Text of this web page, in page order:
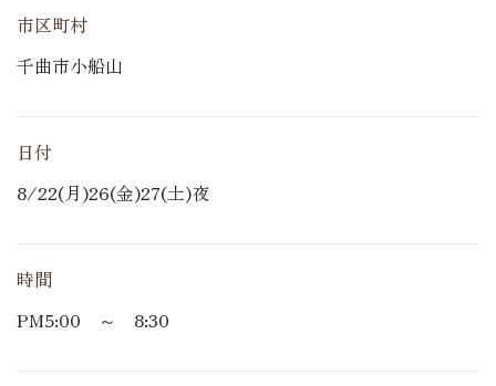
市区町村
千曲市小船山
日付
8/22(月)26(金)27(土)夜
時間
PM5:00 ～ 8:30